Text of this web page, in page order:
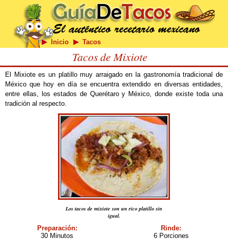
Inicio Tacos
Tacos de Mixiote
El Mixiote es un platillo muy arraigado en la gastronomía tradicional de
México que hoy en día se encuentra extendido en diversas entidades,
entre ellas, los estados de Querétaro y México, donde existe toda una
tradición al respecto.
Los tacos de mixiote son un rico platillo sin
igual.
Preparación:
30 Minutos
Rinde:
6 Porciones